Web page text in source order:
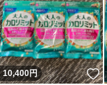
10,400円